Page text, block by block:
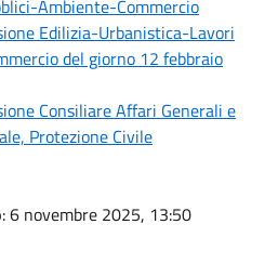
Ambiente-Commercio
Edilizia-Urbanistica-Lavori
del giorno 12 febbraio
Consiliare Affari Generali e
Protezione Civile
: 6 novembre 2025, 13:50